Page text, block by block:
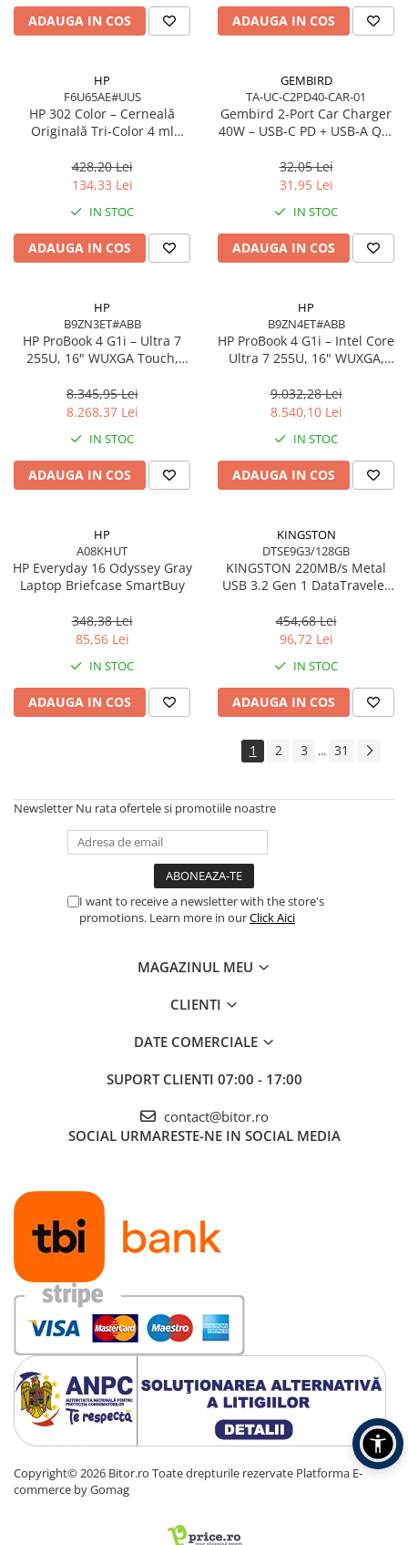
ADAUGA IN COS ADAUGA IN COS
HP
F6U65AE#UUS
HP 302 Color – Cerneală
Originală Tri‑Color 4 ml
428,20 Lei
134,33 Lei
IN STOC
ADAUGA IN COS
GEMBIRD
TA-UC-C2PD40-CAR-01
Gembird 2‑Port Car Charger
40W – USB‑C PD + USB‑A QC,
32,05 Lei
31,95 Lei
IN STOC
ADAUGA IN COS
HP
B9ZN3ET#ABB
HP ProBook 4 G1i – Ultra 7
255U, 16" WUXGA Touch,
Windows 11 Pro
8.345,95 Lei
8.268,37 Lei
IN STOC
ADAUGA IN COS
HP
B9ZN4ET#ABB
HP ProBook 4 G1i – Intel Core
Ultra 7 255U, 16" WUXGA,
Windows 11 Pro, 3YW
9.032,28 Lei
8.540,10 Lei
IN STOC
ADAUGA IN COS
HP
A08KHUT
HP Everyday 16 Odyssey Gray
Laptop Briefcase SmartBuy
348,38 Lei
85,56 Lei
IN STOC
ADAUGA IN COS
KINGSTON
DTSE9G3/128GB
KINGSTON 220MB/s Metal
USB 3.2 Gen 1 DataTraveler
454,68 Lei
96,72 Lei
IN STOC
ADAUGA IN COS
1 2 3 ... 31
Newsletter Nu rata ofertele si promotiile noastre
I want to receive a newsletter with the store's
promotions. Learn more in ourClick Aici
MAGAZINUL MEU
CLIENTI
DATE COMERCIALE
SUPORT CLIENTI 07:00 - 17:00
contact@bitor.ro
SOCIAL URMARESTE-NE IN SOCIAL MEDIA
Copyright© 2026 Bitor.ro Toate drepturile rezervate Platforma E-
commerce by Gomag